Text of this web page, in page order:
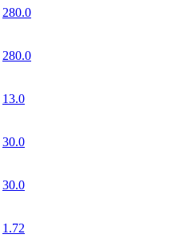
280.0
280.0
13.0
30.0
30.0
1.72